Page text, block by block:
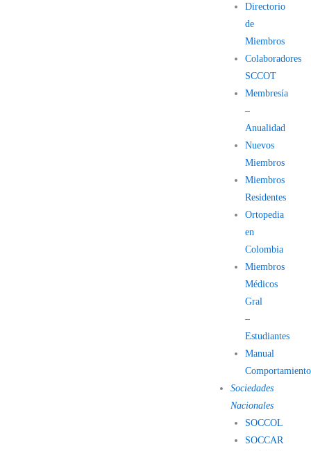
Directorio
de
Miembros
Colaboradores
SCCOT
Membresía
–
Anualidad
Nuevos
Miembros
Miembros
Residentes
Ortopedia
en
Colombia
Miembros
Médicos
Gral
–
Estudiantes
Manual
Comportamiento
Sociedades
Nacionales
SOCCOL
SOCCAR